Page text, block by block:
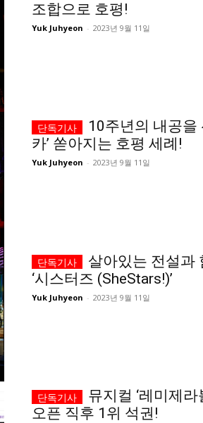
조합으로 호평!
Yuk Juhyeon - 2023년 9월 11일
10주년의 내공을
카’ 쏟아지는 호평 세례!
Yuk Juhyeon - 2023년 9월 11일
살아있는 전설과
‘시스터즈 (SheStars!)’
Yuk Juhyeon - 2023년 9월 11일
뮤지컬 ‘레미제라
오픈 직후 1위 석권!